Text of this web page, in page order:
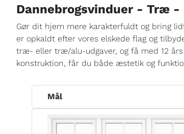
Dannebrogsvinduer - Træ -
Gør dit hjem mere karakterfuldt og bring
er opkaldt efter vores elskede flag og
træ- eller træ/alu-udgaver, og få med 12
konstruktion, får du både æstetik og
Mål